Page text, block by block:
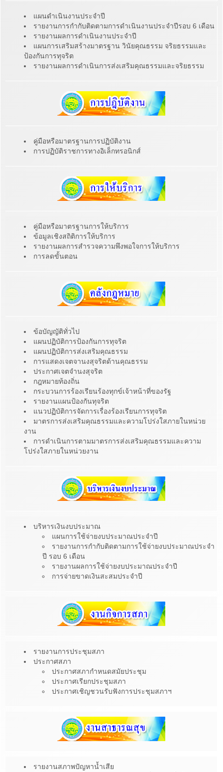
แผนดำเนินงานประจำปี
รายงานการกำกับติดตามการดำเนินงานประจำปีรอบ 6 เดือน
รายงานผลการดำเนินงานประจำปี
แผนการเสริมสร้างมาตรฐาน วินัยคุณธรรม จริยธรรมและ
ป้องกันการทุจริต
รายงานผลการดำเนินการส่งเสริมคุณธรรมและจริยธรรม
คู่มือหรือมาตรฐานการปฏิบัติงาน
การปฏิบัติราชการทางอิเล็กทรอนิกส์
คู่มือหรือมาตรฐานการให้บริการ
ข้อมูลเชิงสถิติการให้บริการ
รายงานผลการสำรวจความพึงพอใจการให้บริการ
การลดขั้นตอน
ข้อบัญญัติทั่วไป
แผนปฏิบัติการป้องกันการทุจริต
แผนปฏิบัติการส่งเสริมคุณธรรม
การแสดงเจตจานงสุจริตด้านคุณธรรม
ประกาศเจตจำนงสุจริต
กฎหมายท้องถิ่น
กระบวนการร้องเรียนร้องทุกข์เจ้าหน้าที่ของรัฐ
รายงานแผนป้องกันทุจริต
แนวปฏิบัติการจัดการเรื่องร้องเรียนการทุจริต
มาตรการส่งเสริมคุณธรรมและความโปร่งใสภายในหน่วย
งาน
การดำเนินการตามมาตรการส่งเสริมคุณธรรมและความ
โปร่งใสภายในหน่วยงาน
บริหารเงินงบประมาณ
แผนการใช้จ่ายงบประมาณประจำปี
รายงานการกำกับติดตามการใช้จ่ายงบประมาณประจำ
ปี รอบ 6 เดือน
รายงานผลการใช้จ่ายงบประมาณประจำปี
การจ่ายขาดเงินสะสมประจำปี
รายงานการประชุมสภา
ประกาศสภา
ประกาศสภากำหนดสมัยประชุม
ประกาศเรียกประชุมสภา
ประกาศเชิญชวนรับฟังการประชุมสภาฯ
รายงานสภาพปัญหาน้ำเสีย